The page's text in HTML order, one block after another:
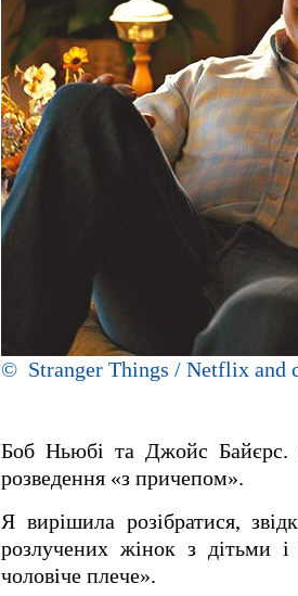
© Stranger Things / Netflix and
Боб Ньюбі та Джойс Байєрс.
розведення «з причепом».
Я вирішила розібратися,
розлучених жінок з дітьми
чоловіче плече».